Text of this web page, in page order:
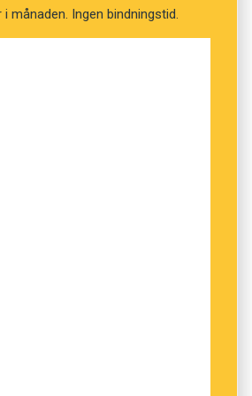
månaden. Ingen bindningstid.